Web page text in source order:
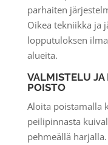
parhaiten
Oikea tekniikka ja
lopputuloksen
alueita.
VALMISTELU
POISTO
Aloita poistamalla
peilipinnasta
pehmeällä